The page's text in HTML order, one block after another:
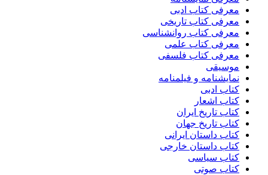
معرفی کتاب ادبی
معرفی کتاب تاریخی
معرفی کتاب روانشناسی
معرفی کتاب علمی
معرفی کتاب فلسفی
موسیقی
نمایشنامه و فیلمنامه
کتاب ادبی
کتاب اشعار
کتاب تاریخ ایران
کتاب تاریخ جهان
کتاب داستان ایرانی
کتاب داستان خارجی
کتاب سیاسی
کتاب صوتی